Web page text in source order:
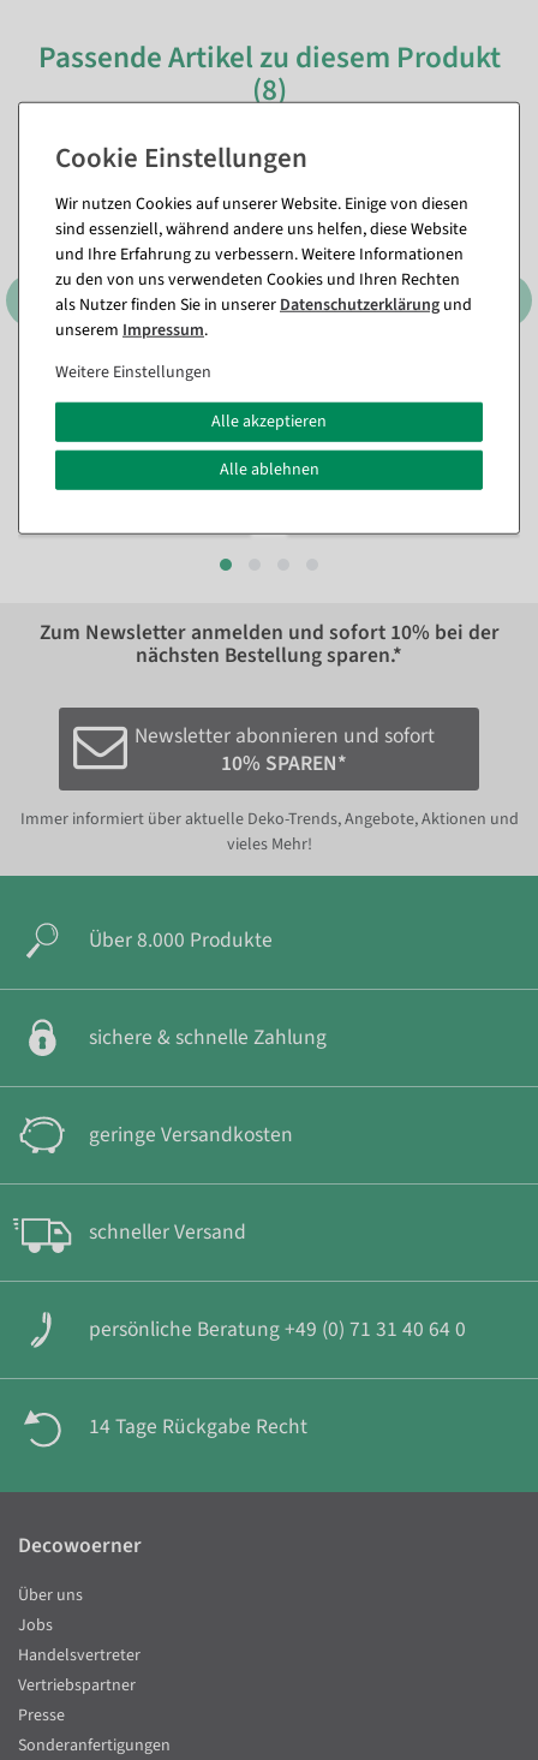
Passende Artikel zu diesem Produkt
(8)
Etikettierpistole Arrow 9 S,
Standard Nadel
11,84 €
5000 Stück
10,65 €
Zum Newsletter anmelden und sofort 10% bei der
nächsten Bestellung sparen.*
Newsletter abonnieren und sofort
10% SPAREN*
Immer informiert über aktuelle Deko-Trends, Angebote, Aktionen und
vieles Mehr!
Über 8.000 Produkte
sichere & schnelle Zahlung
geringe Versandkosten
schneller Versand
persönliche Beratung +49 (0) 71 31 40 64 0
14 Tage Rückgabe Recht
Wir nutzen Cookies auf unserer Website. Einige von diesen
sind essenziell, während andere uns helfen, diese Website
und Ihre Erfahrung zu verbessern. Weitere Informationen
zu den von uns verwendeten Cookies und Ihren Rechten
als Nutzer finden Sie in unsererDaten­schutz­erklärung und
unserem Impressum.
Weitere Einstellungen
Alle akzeptieren
Alle ablehnen
Decowoerner
Über uns
Jobs
Handelsvertreter
Vertriebspartner
Presse
Sonderanfertigungen